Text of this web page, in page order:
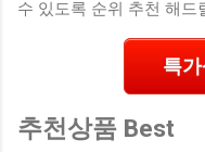
수 있도록 순위 추천 해드
특가
추천상품 Best